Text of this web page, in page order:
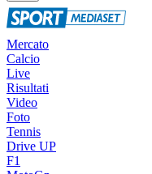
Mercato
Calcio
Live
Risultati
Video
Foto
Tennis
Drive UP
F1